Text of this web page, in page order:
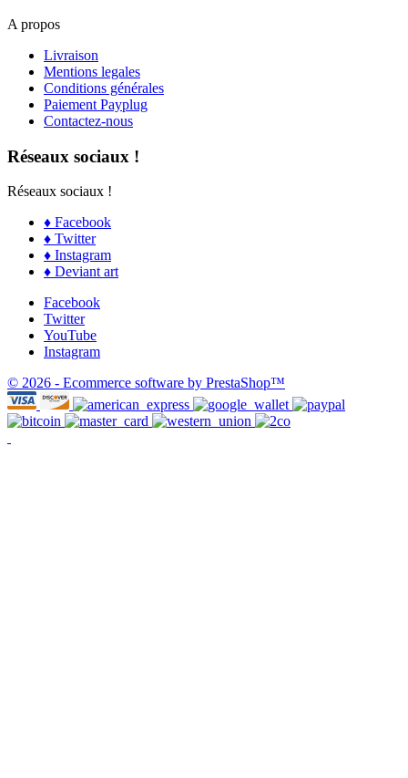
A propos
Livraison
Mentions legales
Conditions générales
Paiement Payplug
Contactez-nous
Réseaux sociaux !
Réseaux sociaux !
♦ Facebook
♦ Twitter
♦ Instagram
♦ Deviant art
Facebook
Twitter
YouTube
Instagram
© 2026 - Ecommerce software by PrestaShop™